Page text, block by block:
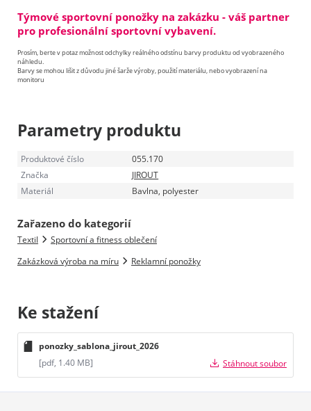
Týmové sportovní ponožky na zakázku - váš partner
pro profesionální sportovní vybavení.
Prosím, berte v potaz možnost odchylky reálného odstínu barvy produktu od vyobrazeného
náhledu.
Barvy se mohou lišit z důvodu jiné šarže výroby, použití materiálu, nebo vyobrazení na
monitoru
Parametry produktu
Produktové číslo
055.170
Značka
JIROUT
Materiál
Bavlna, polyester
Zařazeno do kategorií
Textil
Sportovní a fitness oblečení
Zakázková výroba na míru
Reklamní ponožky
Ke stažení
ponozky_sablona_jirout_2026
[pdf, 1.40 MB]
Stáhnout soubor